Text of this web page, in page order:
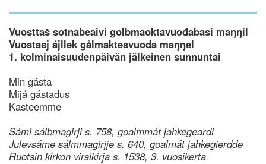
Vuosttaš sotnabeaivi golbmaoktavuođabasi maŋŋil
Vuostasj ájllek gålmaktesvuoda maŋŋel
1. kolminaisuudenpäivän jälkeinen sunnuntai
Min gásta
Mijá gástadus
Kasteemme
Sámi sálbmagirji s. 758, goalmmát jahkegeardi
Julevsáme sálmmagirjje s. 640, goalmát jahkegierdde
Ruotsin kirkon virsikirja s. 1538, 3. vuosikerta